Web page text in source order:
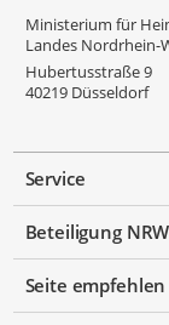
Ministerium für
Landes Nordrhein-
Hubertusstraße 9
40219 Düsseldorf
Service
Beteiligung NRW
Seite empfehlen